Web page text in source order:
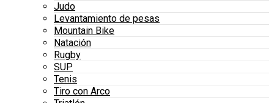
Judo
Levantamiento de pesas
Mountain Bike
Natación
Rugby
SUP
Tenis
Tiro con Arco